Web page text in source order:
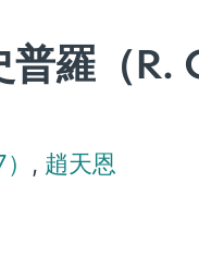
普羅（
, 趙天恩